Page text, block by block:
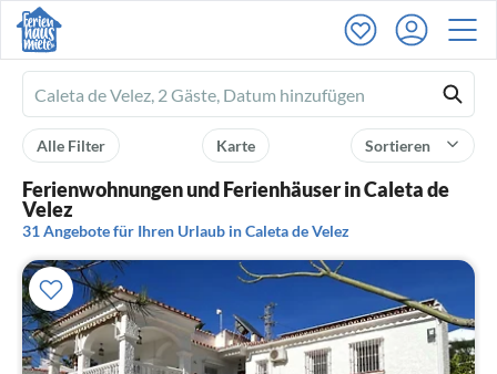
Ferienhausmiete
logo
Sortieren
Karte
Alle Filter
Ferienwohnungen und Ferienhäuser in Caleta de
Velez
31 Angebote für Ihren Urlaub in Caleta de Velez